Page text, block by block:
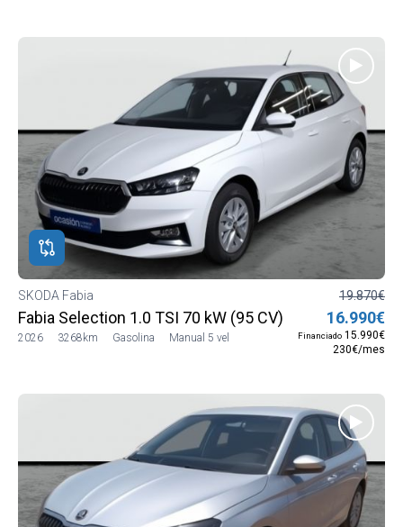
SKODA Fabia
Fabia Selection 1.0 TSI 70 kW (95 CV) Manual 5 vel.
2026 3268km Gasolina Manual 5 vel
19.870€
16.990€
Financiado 15.990€
230€/mes